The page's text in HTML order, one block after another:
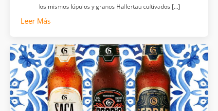
los mismos lúpulos y granos Hallertau cultivados […]
Leer Más